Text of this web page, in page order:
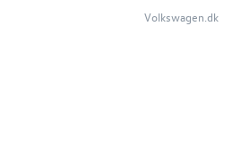
Volkswagen.dk